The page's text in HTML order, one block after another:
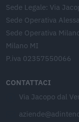
Sede Legale: Via
Sede Operativa
Sede Operativa
Milano MI
P.iva 02357550066
CONTATTACI
Via Jacopo dal